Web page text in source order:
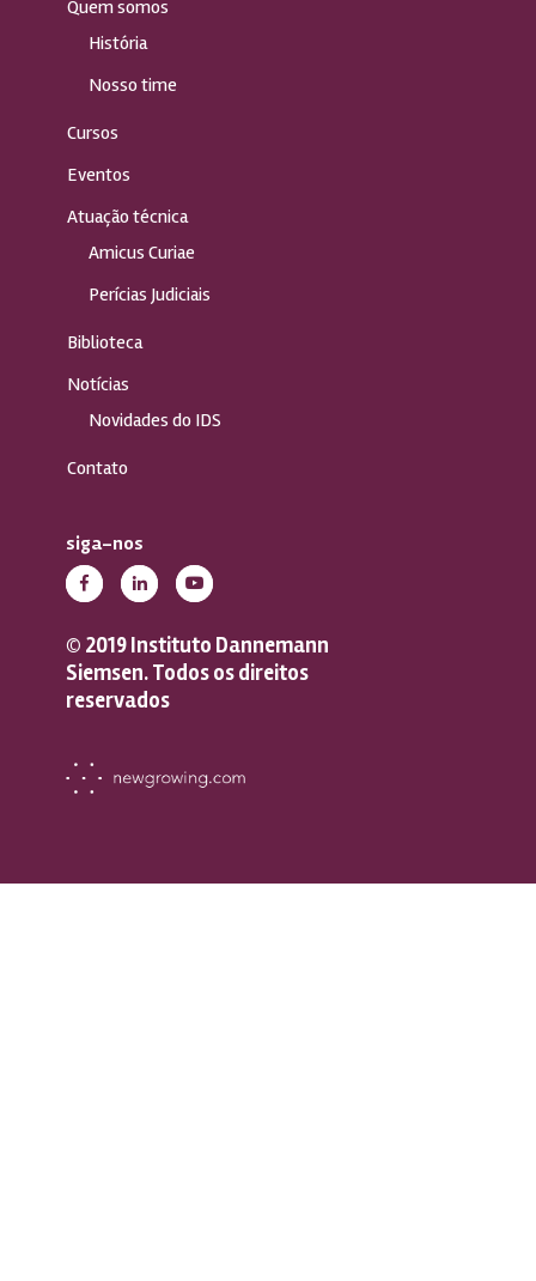
Quem somos
História
Nosso time
Cursos
Eventos
Atuação técnica
Amicus Curiae
Perícias Judiciais
Biblioteca
Notícias
Novidades do IDS
Contato
siga-nos
© 2019 Instituto Dannemann
Siemsen. Todos os direitos
reservados